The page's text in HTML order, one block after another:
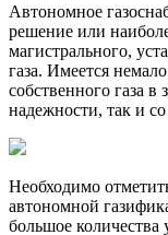
Автономное
решение или
магистрального,
газа. Имеется
собственного газа
надежности, так и
Необходимо
автономной
большое